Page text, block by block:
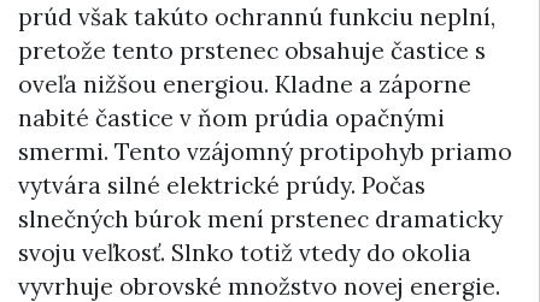
prúd však takúto ochrannú funkciu neplní,
pretože tento prstenec obsahuje častice s
oveľa nižšou energiou. Kladne a záporne
nabité častice v ňom prúdia opačnými
smermi. Tento vzájomný protipohyb priamo
vytvára silné elektrické prúdy. Počas
slnečných búrok mení prstenec dramaticky
svoju veľkosť. Slnko totiž vtedy do okolia
vyvrhuje obrovské množstvo novej energie.